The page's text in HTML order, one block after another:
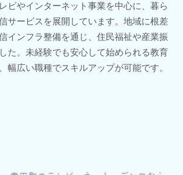
ビやインターネット事業を中心に、暮ら
サービスを展開しています。地域に根差
インフラ整備を通じ、住民福祉や産業振
た。未経験でも安心して始められる教育
幅広い職種でスキルアップが可能です。